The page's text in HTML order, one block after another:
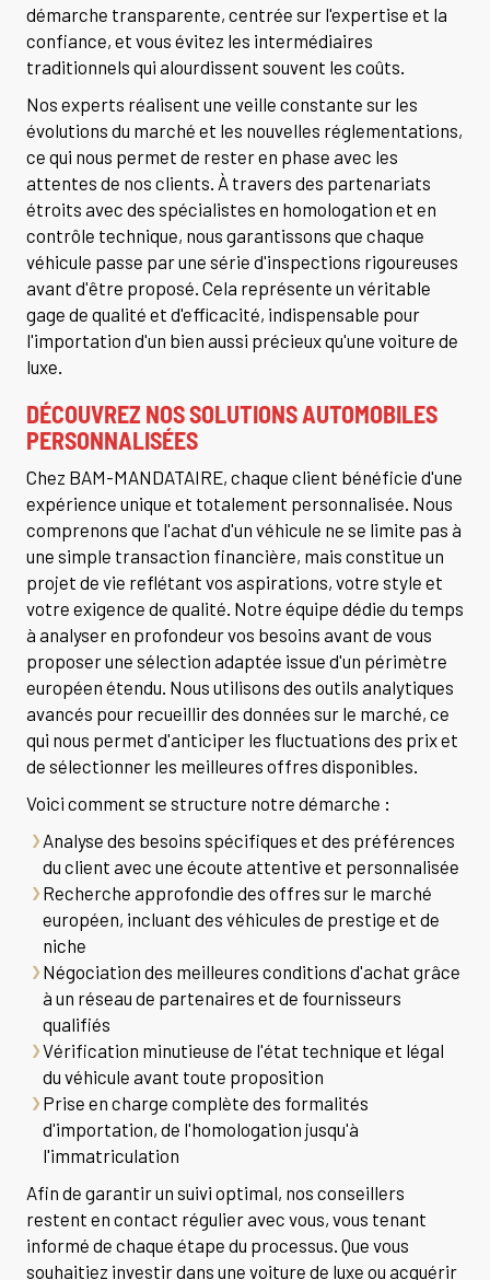
démarche transparente, centrée sur l'expertise et la
confiance, et vous évitez les intermédiaires
traditionnels qui alourdissent souvent les coûts.
Nos experts réalisent une veille constante sur les
évolutions du marché et les nouvelles réglementations,
ce qui nous permet de rester en phase avec les
attentes de nos clients. À travers des partenariats
étroits avec des spécialistes en homologation et en
contrôle technique, nous garantissons que chaque
véhicule passe par une série d'inspections rigoureuses
avant d'être proposé. Cela représente un véritable
gage de qualité et d'efficacité, indispensable pour
l'importation d'un bien aussi précieux qu'une voiture de
luxe.
DÉCOUVREZ NOS SOLUTIONS AUTOMOBILES
PERSONNALISÉES
Chez BAM-MANDATAIRE, chaque client bénéficie d'une
expérience unique et totalement personnalisée. Nous
comprenons que l'achat d'un véhicule ne se limite pas à
une simple transaction financière, mais constitue un
projet de vie reflétant vos aspirations, votre style et
votre exigence de qualité. Notre équipe dédie du temps
à analyser en profondeur vos besoins avant de vous
proposer une sélection adaptée issue d'un périmètre
européen étendu. Nous utilisons des outils analytiques
avancés pour recueillir des données sur le marché, ce
qui nous permet d'anticiper les fluctuations des prix et
de sélectionner les meilleures offres disponibles.
Voici comment se structure notre démarche :
Analyse des besoins spécifiques et des préférences
du client avec une écoute attentive et personnalisée
Recherche approfondie des offres sur le marché
européen, incluant des véhicules de prestige et de
niche
Négociation des meilleures conditions d'achat grâce
à un réseau de partenaires et de fournisseurs
qualifiés
Vérification minutieuse de l'état technique et légal
du véhicule avant toute proposition
Prise en charge complète des formalités
d'importation, de l'homologation jusqu'à
l'immatriculation
Afin de garantir un suivi optimal, nos conseillers
restent en contact régulier avec vous, vous tenant
informé de chaque étape du processus. Que vous
souhaitiez investir dans une voiture de luxe ou acquérir